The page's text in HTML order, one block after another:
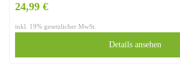
24,99 €
inkl. 19% gesetzlicher MwSt.
Details ansehen